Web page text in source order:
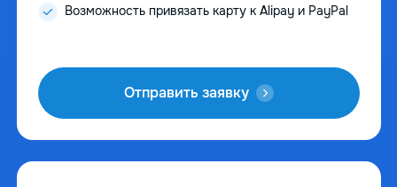
Возможность привязать карту к Alipay и PayPal
Отправить заявку